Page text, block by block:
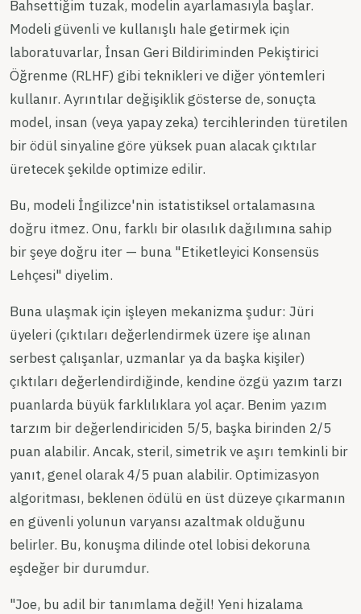
Bahsettiğim tuzak, modelin ayarlamasıyla başlar.
Modeli güvenli ve kullanışlı hale getirmek için
laboratuvarlar, İnsan Geri Bildiriminden Pekiştirici
Öğrenme (RLHF) gibi teknikleri ve diğer yöntemleri
kullanır. Ayrıntılar değişiklik gösterse de, sonuçta
model, insan (veya yapay zeka) tercihlerinden türetilen
bir ödül sinyaline göre yüksek puan alacak çıktılar
üretecek şekilde optimize edilir.
Bu, modeli İngilizce'nin istatistiksel ortalamasına
doğru itmez. Onu, farklı bir olasılık dağılımına sahip
bir şeye doğru iter — buna "Etiketleyici Konsensüs
Lehçesi" diyelim.
Buna ulaşmak için işleyen mekanizma şudur: Jüri
üyeleri (çıktıları değerlendirmek üzere işe alınan
serbest çalışanlar, uzmanlar ya da başka kişiler)
çıktıları değerlendirdiğinde, kendine özgü yazım tarzı
puanlarda büyük farklılıklara yol açar. Benim yazım
tarzım bir değerlendiriciden 5/5, başka birinden 2/5
puan alabilir. Ancak, steril, simetrik ve aşırı temkinli bir
yanıt, genel olarak 4/5 puan alabilir. Optimizasyon
algoritması, beklenen ödülü en üst düzeye çıkarmanın
en güvenli yolunun varyansı azaltmak olduğunu
belirler. Bu, konuşma dilinde otel lobisi dekoruna
eşdeğer bir durumdur.
"Joe, bu adil bir tanımlama değil! Yeni hizalama